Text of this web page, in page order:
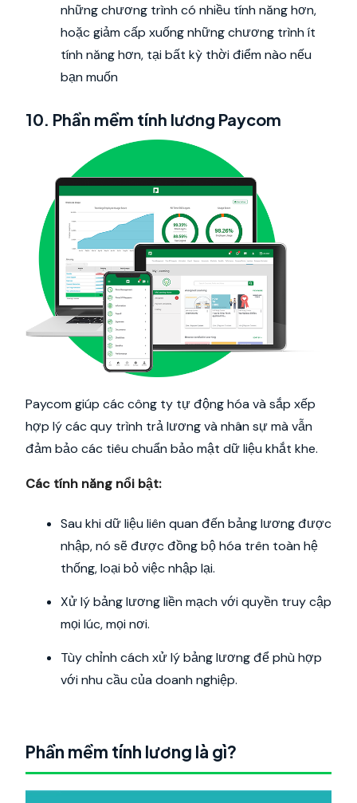
những chương trình có nhiều tính năng hơn,
hoặc giảm cấp xuống những chương trình ít
tính năng hơn, tại bất kỳ thời điểm nào nếu
bạn muốn
10. Phần mềm tính lương Paycom
Paycom giúp các công ty tự động hóa và sắp xếp
hợp lý các quy trình trả lương và nhân sự mà vẫn
đảm bảo các tiêu chuẩn bảo mật dữ liệu khắt khe.
Các tính năng nổi bật:
Sau khi dữ liệu liên quan đến bảng lương được
nhập, nó sẽ được đồng bộ hóa trên toàn hệ
thống, loại bỏ việc nhập lại.
Xử lý bảng lương liền mạch với quyền truy cập
mọi lúc, mọi nơi.
Tùy chỉnh cách xử lý bảng lương để phù hợp
với nhu cầu của doanh nghiệp.
Phần mềm tính lương là gì?